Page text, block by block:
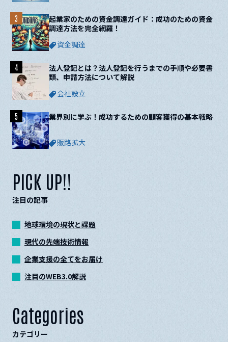
起業家のための資金調達ガイド：成功のための資金
調達方法を完全網羅！
資金調達
3
法人登記とは？法人登記を行うまでの手順や必要書
類、申請方法について解説
会社設立
4
業界別に学ぶ！成功するための顧客獲得の基本戦略
販路拡大
5
PICK UP!!
注目の記事
地球環境の現状と課題
現代の先端技術情報
企業支援の全てをお届け
注目のWEB3.0解説
Categories
カテゴリー